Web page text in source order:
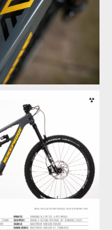
a přesto jinak
a přesto jinak
a přesto jinak
a přesto jinak
a přesto jinak
a přesto jinak
a přesto jinak
a přesto jinak
a přesto jinak
a přesto jinak